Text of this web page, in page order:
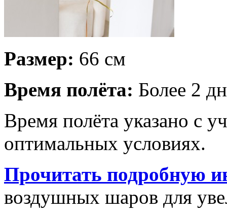
Размер: 66 см
Время полёта: Более 2
Время полёта указано с
оптимальных условиях.
Прочитать подробную
воздушных шаров для